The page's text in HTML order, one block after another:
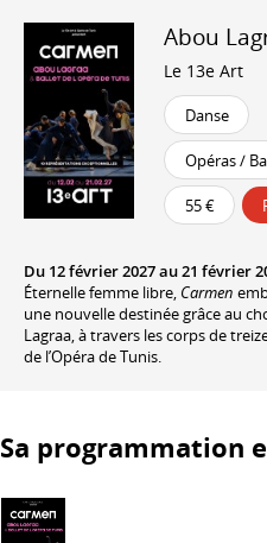
Abou
Le 13e Art
Danse
Opéras /
55 €
Du 12 février 2027 au 21 février
Éternelle femme libre, Carmen
une nouvelle destinée grâce au
Lagraa, à travers les corps de
de l’Opéra de Tunis.
Sa programmation